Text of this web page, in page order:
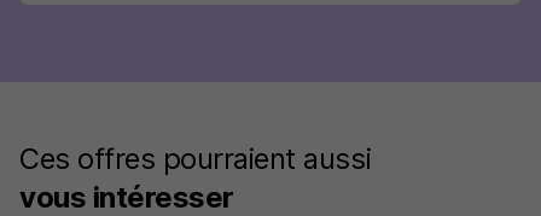
Ces offres pourraient aussi
vous intéresser